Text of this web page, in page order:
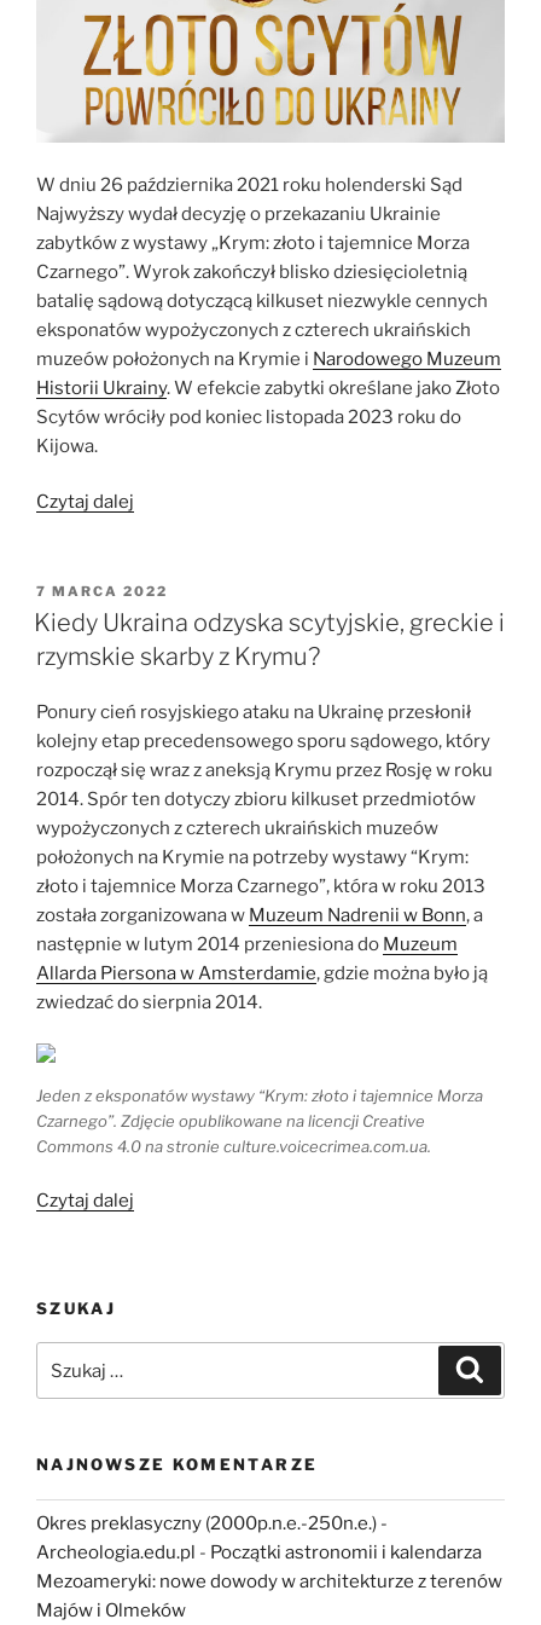
W dniu 26 października 2021 roku holenderski Sąd
Najwyższy wydał decyzję o przekazaniu Ukrainie
zabytków z wystawy „Krym: złoto i tajemnice Morza
Czarnego”. Wyrok zakończył blisko dziesięcioletnią
batalię sądową dotyczącą kilkuset niezwykle cennych
eksponatówwypożyczonych z czterech ukraińskich
muzeów położonych na Krymie i Narodowego Muzeum
Historii Ukrainy. W efekcie zabytki określane jako Złoto
Scytów wróciły pod koniec listopada 2023 roku do
Kijowa.
Czytaj dalej
do
Ukrainy”
OPUBLIKOWANE
W
7 MARCA 2022
Kiedy Ukraina odzyska scytyjskie, greckie i
rzymskie skarby z Krymu?
Ponury cień rosyjskiego ataku na Ukrainę przesłonił
kolejny etap precedensowego sporu sądowego, który
rozpoczął się wraz z aneksją Krymu przez Rosję w roku
2014. Spór ten dotyczy zbioru kilkuset przedmiotów
wypożyczonych z czterech ukraińskich muzeów
położonych na Krymie na potrzeby wystawy “Krym:
złoto i tajemnice Morza Czarnego”, która w roku 2013
została zorganizowana w Muzeum Nadrenii w Bonn, a
następnie w lutym 2014 przeniesiona do Muzeum
Allarda Piersona w Amsterdamie, gdzie można było ją
zwiedzać do sierpnia 2014.
Jeden z eksponatów wystawy “Krym: złoto i tajemnice Morza
Czarnego”. Zdjęcie opublikowane na licencji Creative
Commons 4.0 na stronie culture.voicecrimea.com.ua.
Czytaj dalej
i
skarby
Krymu?”
SZUKAJ
NAJNOWSZE KOMENTARZE
Okres preklasyczny (2000p.n.e.-250n.e.) -
Archeologia.edu.pl - Początki astronomii i kalendarza
Mezoameryki: nowe dowody w architekturze z terenów
Majów i Olmeków